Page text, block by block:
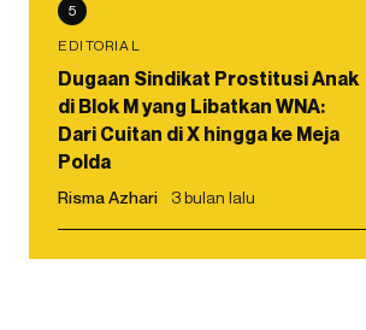
5
EDITORIAL
Dugaan Sindikat Prostitusi Anak
di Blok M yang Libatkan WNA:
Dari Cuitan di X hingga ke Meja
Polda
Risma Azhari 3 bulan lalu